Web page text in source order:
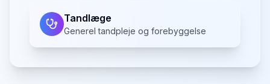
Tandlæge
Generel tandpleje og forebyggelse